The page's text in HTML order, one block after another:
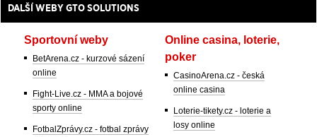
DALŠÍ WEBY GTO SOLUTIONS
Sportovní weby
BetArena.cz - kurzové sázení
online
Fight-Live.cz - MMA a bojové
sporty online
FotbalZprávy.cz - fotbal zprávy
Online casina, loterie,
poker
CasinoArena.cz - česká
online casina
Loterie-tikety.cz - loterie a
losy online